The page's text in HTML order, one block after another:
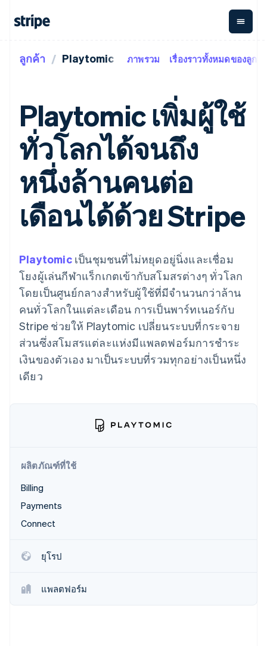
การชำระเงิน
การชำระเงิน
ออนไลน์
Payment links
การชำระเงิน
แบบไม่ต้อง
เขียนโค้ด
Checkout
UI การชำระ
เงินสำเร็จรูป
Elements
องค์ประกอบ UI
ที่ยืดหยุ่น
เข้าถึงได้
มากกว่า 125
รายการ
Authorization
Boost
ยกระดับการ
ยอมรับการ
ชำระเงิน
Link
การชำระเงินที่
รวดเร็วขึ้น
รายรับ
รายรับตาม
แบบแผนล่วง
หน้า
Metronome
การเรียกเก็บ
เงินตามการ
ตามรอบบิล
การจัดการ
การชำระเงิน
ตามรอบบิล
Invoicing
ครั้งเดียวหรือ
คิดภาษีการ
ขายและ VAT
อัตโนมัติ
Revenue
Recognition
ระบบ
อัตโนมัติ
สำหรับการ
ทำบัญชี
Sigma
รายงานที่
การซิงค์
การ
Global
Payouts
เบิกจ่าย
ให้กับ
สาม
แพลตฟ
เพลส
เพิ่มเติม
ดูสิ่งที่กำลังจะมาถึง
Radar
การป้องกันการฉ้อโกง
Climate
ตามขั้น
ตามกรณีใช้งาน
การค้าแบบใช้เอเจนต์
อีคอมเมิร์ซ
บริการทางการเงินที่ผสาน
รวมในตัว
การทำงานอัตโนมัติด้าน
การเงิน
มาร์เก็ตเพลส
การจัดการเงิน
แพลตฟอร์ม
SaaS
ตามอุตสาหกรรม
บริษัท AI
และสันทนาการ
สื่อและความบันเทิง
องค์กรไม่แสวงผลกำไร
เอกสารประกอบ
ข้อมูลอ้างอิงเกี่ยวกับ API
ไลบรารีและ SDK
Stripe Apps
รับการชำระเงินออนไลน์
ติดตั้งใช้งานการชำระเงิน
สำเร็จรูป
สร้างแพลตฟอร์มหรือ
เสนอการเรียกเก็บเงินตาม
การใช้งาน
ออกบัตรที่มีสเตเบิลคอยน์
รองรับอยู่
จัดเตรียมและจัดการ
บริการด้วยเอเจนต์
แหล่งข้อมูล
แอป
บล็อกของนักพัฒนา
สถานะ API
เรียนรู้
การสนับสนุน
รับการสนับสนุน
แพ็กเกจการสนับสนุนที่ได้
รับการจัดการ
บริการเฉพาะทาง
บริษัท
แผนงานผลิตภัณฑ์
การประชุมประจำปีแบบ
เซสชัน
ตำแหน่งงาน
ห้องข่าว
Stripe Press
ติดต่อฝ่ายขาย
สมัครเป็นพาร์ทเนอร์
ลูกค้า Playtomic ภาพรวม เรื่องราวทั้งหมดของลูกค้
Playtomic เพิ่มผู้ใช้
ทั่วโลกได้จนถึง
หนึ่งล้านคนต่อ
เดือนได้ด้วย Stripe
Playtomicเป็นชุมชนที่ไม่หยุดอยู่นิ่งและเชื่อม
โยงผู้เล่นกีฬาแร็กเกตเข้ากับสโมสรต่างๆ ทั่วโลก
โดยเป็นศูนย์กลางสำหรับผู้ใช้ที่มีจำนวนกว่าล้าน
คนทั่วโลกในแต่ละเดือน การเป็นพาร์ทเนอร์กับ
Stripe ช่วยให้ Playtomic เปลี่ยนระบบที่กระจาย
ส่วนซึ่งสโมสรแต่ละแห่งมีแพลตฟอร์มการชำระ
เงินของตัวเอง มาเป็นระบบที่รวมทุกอย่างเป็นหนึ่ง
เดียว
ผลิตภัณฑ์ที่ใช้
Billing
Payments
Connect
ยุโรป
แพลตฟอร์ม